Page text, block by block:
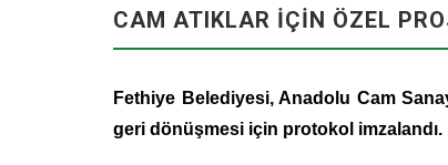
CAM ATIKLAR IÇIN ÖZEL
Fethiye Belediyesi, Anadolu Cam
geri dönüşmesi için protokol imzalandı.